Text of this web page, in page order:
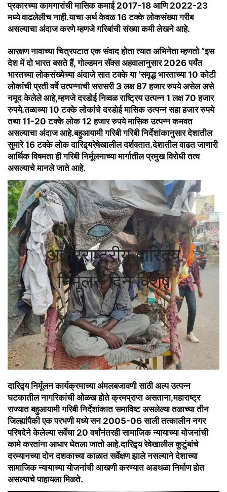
प्रकारच्या कामगारांची मासिक कमाई 2017-18 आणि 2022-23
मध्ये वाढलेलीच नाही.याचा अर्थ केवळ 16 टक्के लोकसंख्या गरीब
असल्याचा अंदाज करणे म्हणजे गरिबांची संख्या कमी लेखने आहे.
आरक्षण नावाच्या चित्रपटात एक संवाद होता त्यात अभिनेता म्हणतो “इस
देश में दो भारत बसते हैं,गोल्डमन सॅक्सअहवालानुसार 2026 पर्यंत
भारतच्या लोकसंख्येच्या अंदाजे सात टक्के या ‘समृद्ध भारताच्या 10 कोटी
लोकांची प्रती वर्षे उत्पन्नाची सरासरी 3 लक्ष 87 हजार रुपये असेल असे
नमूद केलेले आहे,म्हणजे दरडोई निव्वळ राष्ट्रिय उत्पन्न 1 लक्ष 70 हजार
रुपये.तळाच्या 10 टक्के लोकांचे दरडोई मासिक उत्पन्न सहा हजार रुपये
तथा 11-20 टक्के लोक 12 हजार रुपये मासिक उत्पन्न कमवत
असल्याचा अंदाज आहे.बहुआयामी गरिबी गरिबी निर्देशांकानुसार देशातील
सुमारे 16 टक्के लोक दारिद्र्यरेषेखालील दर्शवतात.देशातील वाढत जाणारी
आर्थिक विषमता ही गरिबी निर्मूलनाच्या मार्गातील प्रमुख विरोधी तत्व
असल्याचे मानले जाते आहे.
आंतरराष्ट्रीय दारिद्र्य
निर्मूलन दिन विशेष
दारिद्र्य निर्मूलन कार्यक्रमाच्या अंमलबजावणी साठी अल्प उत्पन्न
घटकातील नागरिकांची ओळख होते क्रमप्राप्त असताना,महाराष्ट्र
राज्यात बहुआयामी गरिबी निर्देशांकात समाविष्ट असलेल्या तळाच्या तीन
जिल्ह्यांपैकी एक परभणी मध्ये सन 2005-06 साली तत्कालीन नगर
परिषदेने केलेल्या सर्वेचा 20 वर्षांनंतरही सामाजिक न्यायाच्या योजनांची
कामे करतांना आधार घेतला जातो आहे.दारिद्र्य रेषेखालील कुटुंबांचे
दरम्यानच्या दोन दशकाच्या काळात सर्वेक्षण झाले नसल्याने देशाच्या
सामाजिक न्यायाच्या योजनांची आखणी करण्यात अडथळा निर्माण होत
असल्याचे पाहायला मिळते.